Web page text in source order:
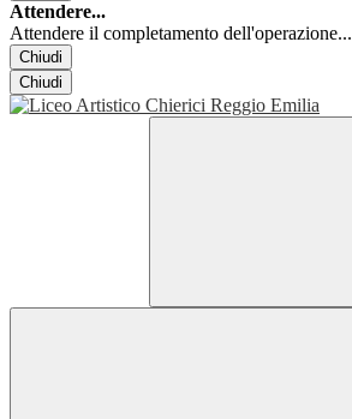
Attendere...
Attendere il completamento dell'operazione...
Chiudi
Chiudi